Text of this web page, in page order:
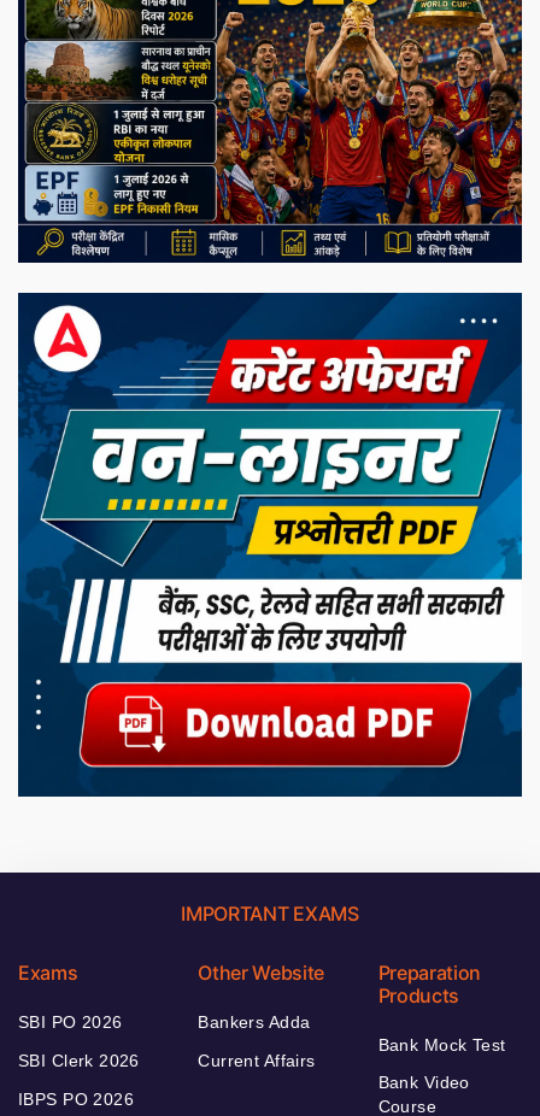
IMPORTANT EXAMS
Exams
SBI PO 2026
SBI Clerk 2026
IBPS PO 2026
Other Website
Bankers Adda
Current Affairs
Preparation
Products
Bank Mock Test
Bank Video
Course